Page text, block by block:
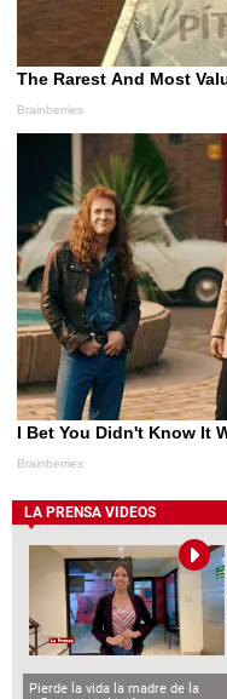
LA PRENSA VIDEOS
Pierde la vida la madre de la